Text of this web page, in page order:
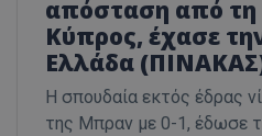
απόσταση από τη
Κύπρος, έχασε
Ελλάδα
Η σπουδαία εκτός έδρας
της Μπραν με 0-1, έδωσε